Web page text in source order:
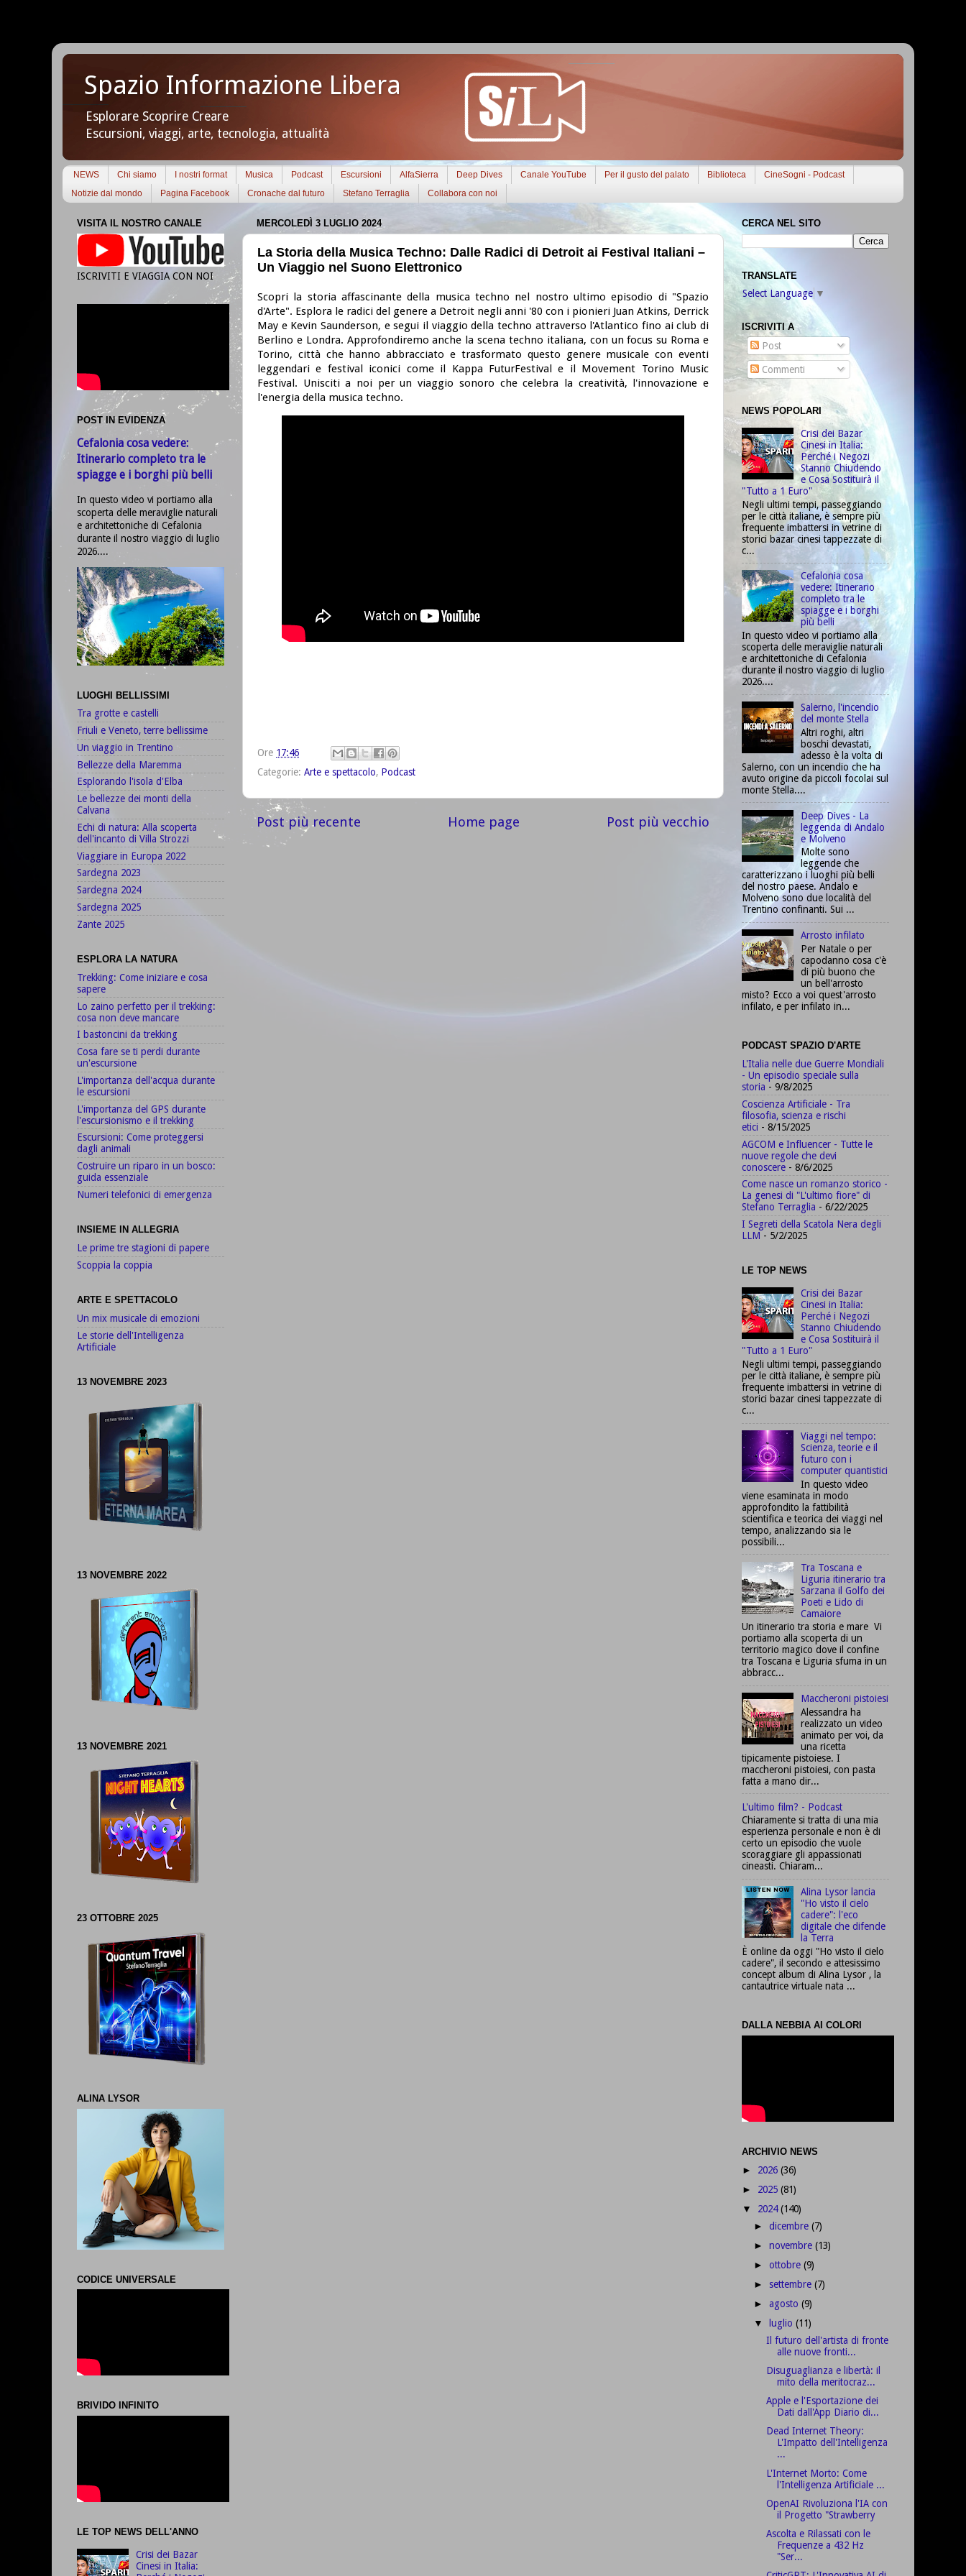
Spazio Informazione Libera
Esplorare Scoprire Creare
Escursioni, viaggi, arte, tecnologia, attualità
NEWS Chi siamo I nostri format Musica Podcast Escursioni AlfaSierra Deep Dives Canale YouTube Per il gusto del palato Biblioteca
CineSogni - Podcast
Notizie dal mondo
Pagina Facebook Cronache dal futuro Stefano Terraglia Collabora con noi
MERCOLEDÌ 3 LUGLIO 2024
La Storia della Musica Techno: Dalle Radici di Detroit ai Festival Italiani –
Un Viaggio nel Suono Elettronico
Scopri la storia affascinante della musica techno nel nostro ultimo episodio di "Spazio
d'Arte". Esplora le radici del genere a Detroit negli anni '80 con i pionieri Juan Atkins, Derrick
May e Kevin Saunderson, e segui il viaggio della techno attraverso l'Atlantico fino ai club di
Berlino e Londra. Approfondiremo anche la scena techno italiana, con un focus su Roma e
Torino, città che hanno abbracciato e trasformato questo genere musicale con eventi
leggendari e festival iconici come il Kappa FuturFestival e il Movement Torino Music
Festival. Unisciti a noi per un viaggio sonoro che celebra la creatività, l'innovazione e
l'energia della musica techno.
Ore 17:46
Categorie: Arte e spettacolo, Podcast
Post più recente Post più vecchio
Home page
VISITA IL NOSTRO CANALE
ISCRIVITI E VIAGGIA CON NOI
POST IN EVIDENZA
Cefalonia cosa vedere:
Itinerario completo tra le
spiagge e i borghi più belli
In questo video vi portiamo alla
scoperta delle meraviglie naturali
e architettoniche di Cefalonia
durante il nostro viaggio di luglio
2026....
LUOGHI BELLISSIMI
Tra grotte e castelli
Friuli e Veneto, terre bellissime
Un viaggio in Trentino
Bellezze della Maremma
Esplorando l'isola d'Elba
Le bellezze dei monti della
Calvana
Echi di natura: Alla scoperta
dell'incanto di Villa Strozzi
Viaggiare in Europa 2022
Sardegna 2023
Sardegna 2024
Sardegna 2025
Zante 2025
ESPLORA LA NATURA
Trekking: Come iniziare e cosa
sapere
Lo zaino perfetto per il trekking:
cosa non deve mancare
I bastoncini da trekking
Cosa fare se ti perdi durante
un'escursione
L'importanza dell'acqua durante
le escursioni
L'importanza del GPS durante
l'escursionismo e il trekking
Escursioni: Come proteggersi
dagli animali
Costruire un riparo in un bosco:
guida essenziale
Numeri telefonici di emergenza
INSIEME IN ALLEGRIA
Le prime tre stagioni di papere
Scoppia la coppia
ARTE E SPETTACOLO
Un mix musicale di emozioni
Le storie dell'Intelligenza
Artificiale
13 NOVEMBRE 2023
13 NOVEMBRE 2022
13 NOVEMBRE 2021
23 OTTOBRE 2025
ALINA LYSOR
CODICE UNIVERSALE
BRIVIDO INFINITO
LE TOP NEWS DELL'ANNO
Crisi dei Bazar
Cinesi in Italia:
CERCA NEL SITO
TRANSLATE
Select Language ▼
ISCRIVITI A
Post
Commenti
NEWS POPOLARI
Crisi dei Bazar
Cinesi in Italia:
Perché i Negozi
Stanno Chiudendo
e Cosa Sostituirà il
"Tutto a 1 Euro"
Negli ultimi tempi, passeggiando
per le città italiane, è sempre più
frequente imbattersi in vetrine di
storici bazar cinesi tappezzate di
c...
Cefalonia cosa
vedere: Itinerario
completo tra le
spiagge e i borghi
più belli
In questo video vi portiamo alla
scoperta delle meraviglie naturali
e architettoniche di Cefalonia
durante il nostro viaggio di luglio
2026....
Salerno, l'incendio
del monte Stella
Altri roghi, altri
boschi devastati,
adesso è la volta di
Salerno, con un incendio che ha
avuto origine da piccoli focolai sul
monte Stella....
Deep Dives - La
leggenda di Andalo
e Molveno
Molte sono
leggende che
caratterizzano i luoghi più belli
del nostro paese. Andalo e
Molveno sono due località del
Trentino confinanti. Sui ...
Arrosto infilato
Per Natale o per
capodanno cosa c'è
di più buono che
un bell'arrosto
misto? Ecco a voi quest'arrosto
infilato, e per infilato in...
PODCAST SPAZIO D'ARTE
L'Italia nelle due Guerre Mondiali
- Un episodio speciale sulla
storia - 9/8/2025
Coscienza Artificiale - Tra
filosofia, scienza e rischi
etici - 8/15/2025
AGCOM e Influencer - Tutte le
nuove regole che devi
conoscere - 8/6/2025
Come nasce un romanzo storico -
La genesi di "L'ultimo fiore" di
Stefano Terraglia - 6/22/2025
I Segreti della Scatola Nera degli
LLM - 5/2/2025
LE TOP NEWS
Crisi dei Bazar
Cinesi in Italia:
Perché i Negozi
Stanno Chiudendo
e Cosa Sostituirà il
"Tutto a 1 Euro"
Negli ultimi tempi, passeggiando
per le città italiane, è sempre più
frequente imbattersi in vetrine di
storici bazar cinesi tappezzate di
c...
Viaggi nel tempo:
Scienza, teorie e il
futuro con i
computer quantistici
In questo video
viene esaminata in modo
approfondito la fattibilità
scientifica e teorica dei viaggi nel
tempo, analizzando sia le
possibili...
Tra Toscana e
Liguria itinerario tra
Sarzana il Golfo dei
Poeti e Lido di
Camaiore
Un itinerario tra storia e mare Vi
portiamo alla scoperta di un
territorio magico dove il confine
tra Toscana e Liguria sfuma in un
abbracc...
Maccheroni pistoiesi
Alessandra ha
realizzato un video
animato per voi, da
una ricetta
tipicamente pistoiese. I
maccheroni pistoiesi, con pasta
fatta a mano dir...
L'ultimo film? - Podcast
Chiaramente si tratta di una mia
esperienza personale e non è di
certo un episodio che vuole
scoraggiare gli appassionati
cineasti. Chiaram...
Alina Lysor lancia
"Ho visto il cielo
cadere": l'eco
digitale che difende
la Terra
È online da oggi "Ho visto il cielo
cadere", il secondo e attesissimo
concept album di Alina Lysor , la
cantautrice virtuale nata ...
DALLA NEBBIA AI COLORI
ARCHIVIO NEWS
► 2026 (36)
► 2025 (81)
▼ 2024(140)
►dicembre(7)
►novembre(13)
►ottobre(9)
► settembre(7)
►agosto(9)
▼ luglio(11)
Il futuro dell'artista di fronte
alle nuove fronti...
Disuguaglianza e libertà: il
mito della meritocraz...
Apple e l'Esportazione dei
Dati dall'App Diario di...
Dead Internet Theory:
L'Impatto dell'Intelligenza
...
L'Internet Morto: Come
l'Intelligenza Artificiale ...
OpenAI Rivoluziona l'IA con
il Progetto "Strawberry
Ascolta e Rilassati con le
Frequenze a 432 Hz
"Ser...